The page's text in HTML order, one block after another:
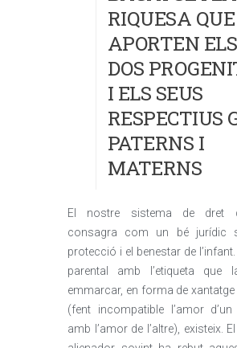
RIQUESA QUE
APORTEN
DOS
I ELS SEUS
RESPECTIUS
PATERNS I
MATERNS
El nostre sistema de dret
consagra com un bé jurídic
protecció i el benestar de l’infant.
parental amb l’etiqueta que
emmarcar, en forma de
(fent incompatible l’amor
amb l’amor de l’altre), existeix.